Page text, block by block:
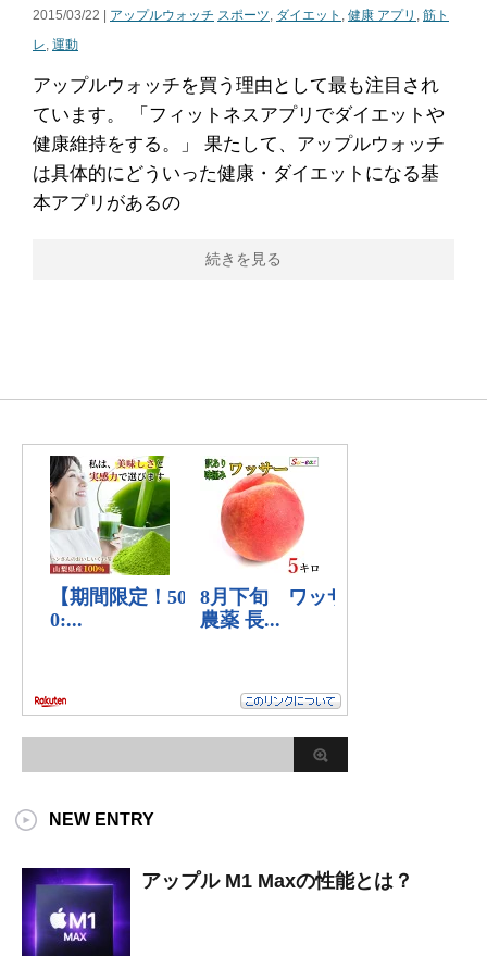
2015/03/22 | アップルウォッチ スポーツ, ダイエット , 健康 アプリ , 筋ト
レ, 運動
アップルウォッチを買う理由として最も注目され
ています。 「フィットネスアプリでダイエットや
健康維持をする。」 果たして、アップルウォッチ
は具体的にどういった健康・ダイエットになる基
本アプリがあるの
続きを見る
NEW ENTRY
アップル M1 Maxの性能とは？